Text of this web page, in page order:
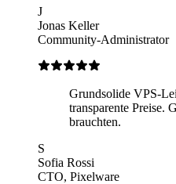
J
Jonas Keller
Community-Administrator
Grundsolide VPS-
transparente Preise.
brauchten.
S
Sofia Rossi
CTO, Pixelware